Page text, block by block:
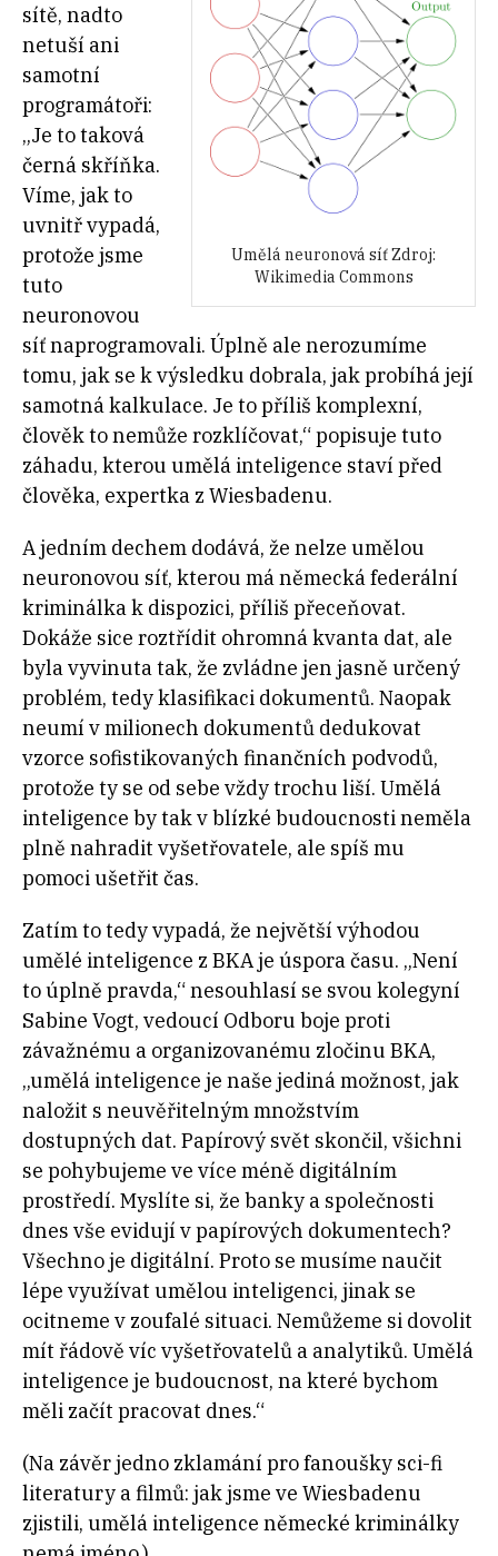
Umělá neuronová síť Zdroj:
Wikimedia Commons
sítě, nadto
netuší ani
samotní
programátoři:
„Je to taková
černá skříňka.
Víme, jak to
uvnitř vypadá,
protože jsme
tuto
neuronovou
síť naprogramovali. Úplně ale nerozumíme
tomu, jak se k výsledku dobrala, jak probíhá její
samotná kalkulace. Je to příliš komplexní,
člověk to nemůže rozklíčovat,“ popisuje tuto
záhadu, kterou umělá inteligence staví před
člověka, expertka z Wiesbadenu.
A jedním dechem dodává, že nelze umělou
neuronovou síť, kterou má německá federální
kriminálka k dispozici, příliš přeceňovat.
Dokáže sice roztřídit ohromná kvanta dat, ale
byla vyvinuta tak, že zvládne jen jasně určený
problém, tedy klasifikaci dokumentů. Naopak
neumí v milionech dokumentů dedukovat
vzorce sofistikovaných finančních podvodů,
protože ty se od sebe vždy trochu liší. Umělá
inteligence by tak v blízké budoucnosti neměla
plně nahradit vyšetřovatele, ale spíš mu
pomoci ušetřit čas.
Zatím to tedy vypadá, že největší výhodou
umělé inteligence z BKA je úspora času. „Není
to úplně pravda,“ nesouhlasí se svou kolegyní
Sabine Vogt, vedoucí Odboru boje proti
závažnému a organizovanému zločinu BKA,
„umělá inteligence je naše jediná možnost, jak
naložit s neuvěřitelným množstvím
dostupných dat. Papírový svět skončil, všichni
se pohybujeme ve více méně digitálním
prostředí. Myslíte si, že banky a společnosti
dnes vše evidují v papírových dokumentech?
Všechno je digitální. Proto se musíme naučit
lépe využívat umělou inteligenci, jinak se
ocitneme v zoufalé situaci. Nemůžeme si dovolit
mít řádově víc vyšetřovatelů a analytiků. Umělá
inteligence je budoucnost, na které bychom
měli začít pracovat dnes.“
(Na závěr jedno zklamání pro fanoušky sci-fi
literatury a filmů: jak jsme ve Wiesbadenu
zjistili, umělá inteligence německé kriminálky